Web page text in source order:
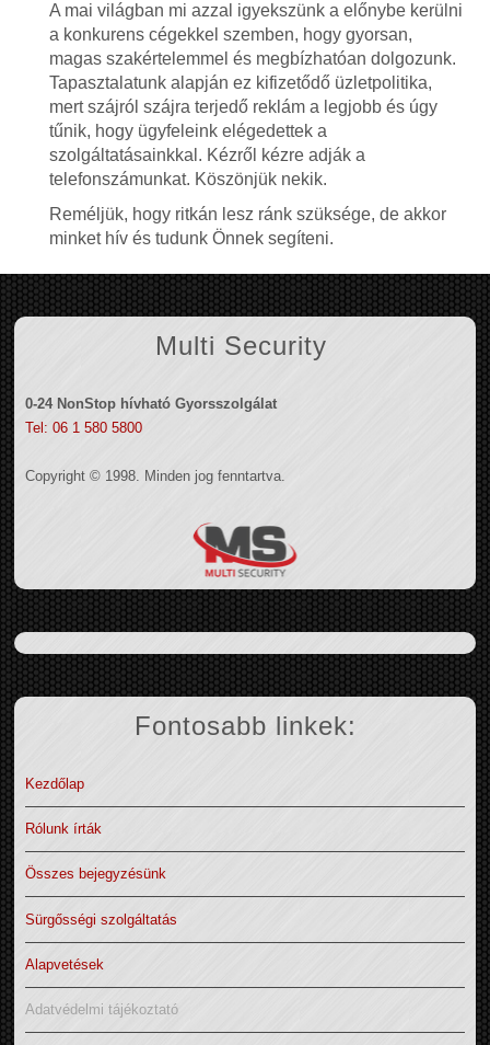
A mai világban mi azzal igyekszünk a előnybe kerülni
a konkurens cégekkel szemben, hogy gyorsan,
magas szakértelemmel és megbízhatóan dolgozunk.
Tapasztalatunk alapján ez kifizetődő üzletpolitika,
mert szájról szájra terjedő reklám a legjobb és úgy
tűnik, hogy ügyfeleink elégedettek a
szolgáltatásainkkal. Kézről kézre adják a
telefonszámunkat. Köszönjük nekik.
Reméljük, hogy ritkán lesz ránk szüksége, de akkor
minket hív és tudunk Önnek segíteni.
Multi Security
0-24 NonStop hívható Gyorsszolgálat
Tel: 06 1 580 5800
Copyright © 1998. Minden jog fenntartva.
Fontosabb linkek:
Kezdőlap
Rólunk írták
Összes bejegyzésünk
Sürgősségi szolgáltatás
Alapvetések
Adatvédelmi tájékoztató